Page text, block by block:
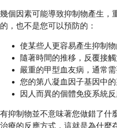
幾個因素可能導致抑制物產生，
的，也不是您可以預防的：
使某些人更容易產生抑制
隨著時間的推移，反覆接
嚴重的甲型血友病，通常
您的第八凝血因子基因中
因人而異的個體免疫系統
有抑制物並不意味著您做錯了什
治療的反應方式，這就是為什麼